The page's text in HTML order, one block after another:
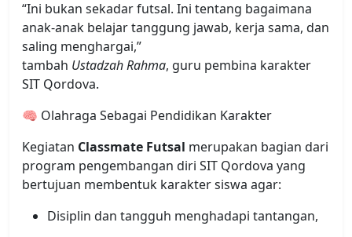
“Ini bukan sekadar futsal. Ini tentang bagaimana
anak-anak belajar tanggung jawab, kerja sama, dan
saling menghargai,”
tambah Ustadzah Rahma, guru pembina karakter
SIT Qordova.
🧠 Olahraga Sebagai Pendidikan Karakter
Kegiatan Classmate Futsal merupakan bagian dari
program pengembangan diri SIT Qordova yang
bertujuan membentuk karakter siswa agar:
Disiplin dan tangguh menghadapi tantangan,